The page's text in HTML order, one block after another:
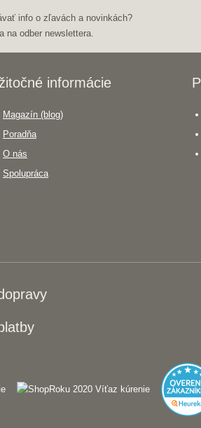
info o zľavách a novinkách?
na odber newslettera.
informácie
Magazín (blog)
Poradňa
O nás
Spolupráca